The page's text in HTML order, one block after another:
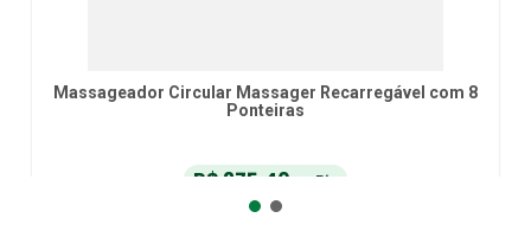
Massageador Circular Massager Recarregável com 8
Ponteiras
R$275,40no Pix
289,90em até